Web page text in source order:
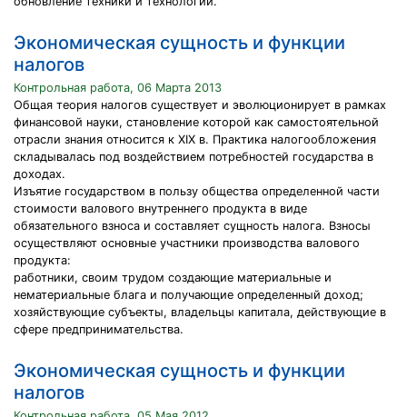
Экономическая сущность и функции
налогов
Контрольная работа, 06 Марта 2013
Общая теория налогов существует и эволюционирует в рамках
финансовой науки, становление которой как самостоятельной
отрасли знания относится к XIX в. Практика налогообложения
складывалась под воздействием потребностей государства в
доходах.
Изъятие государством в пользу общества определенной части
стоимости валового внутреннего продукта в виде
обязательного взноса и составляет сущность налога. Взносы
осуществляют основные участники производства валового
продукта:
работники, своим трудом создающие материальные и
нематериальные блага и получающие определенный доход;
хозяйствующие субъекты, владельцы капитала, действующие в
сфере предпринимательства.
Экономическая сущность и функции
налогов